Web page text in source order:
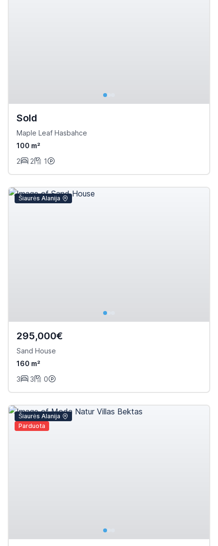
Sold
Maple Leaf Hasbahce
100 m²
2
2 1
Šiaurės Alanija
295,000€
Sand House
160 m²
3
3 0
Šiaurės Alanija
Parduota